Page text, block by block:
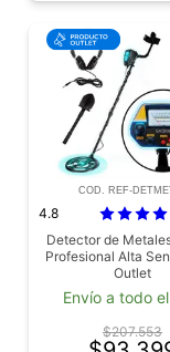
COD. REF-
4.8
Detector de
Profesional Alta
Outlet
Envío a todo
$207.553